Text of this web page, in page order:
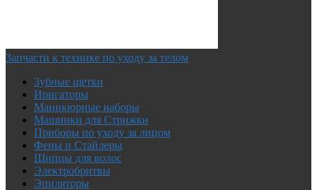
Запчасти к технике по уходу за телом
Зубные щетки
Иригаторы
Маникюрные наборы
Машинки для Стрижки
Приборы по уходу за лицом
Фены и Стайлеры
Щипцы для волос
Электробритвы
Эпиляторы